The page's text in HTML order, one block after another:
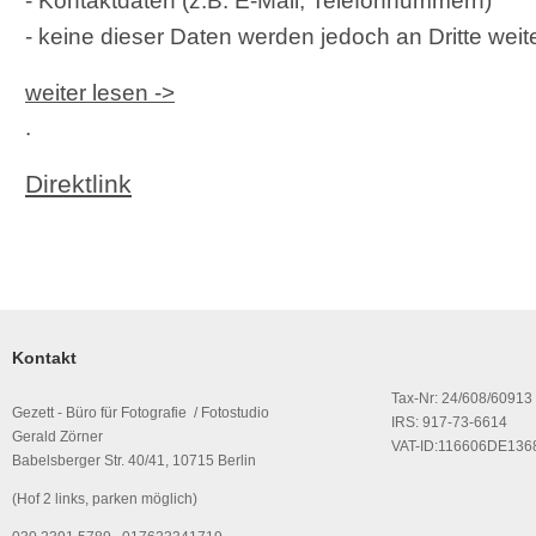
- keine dieser Daten werden jedoch an Dritte
weiter lesen ->
.
Direktlink
Kontakt
Gezett - Büro für Fotografie / Fotostudio
Gerald Zörner
Babelsberger Str. 40/41, 10715 Berlin
(Hof 2 links, parken möglich)
Tax-Nr: 24/608/60913
IRS: 917-73-6614
VAT-